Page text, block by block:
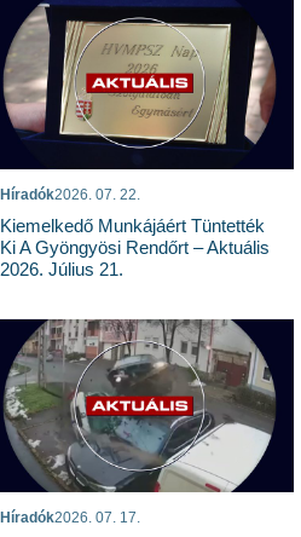
Híradók2026. 07. 22.
Kiemelkedő Munkájáért Tüntették
Ki A Gyöngyösi Rendőrt – Aktuális
2026. Július 21.
Híradók2026. 07. 17.